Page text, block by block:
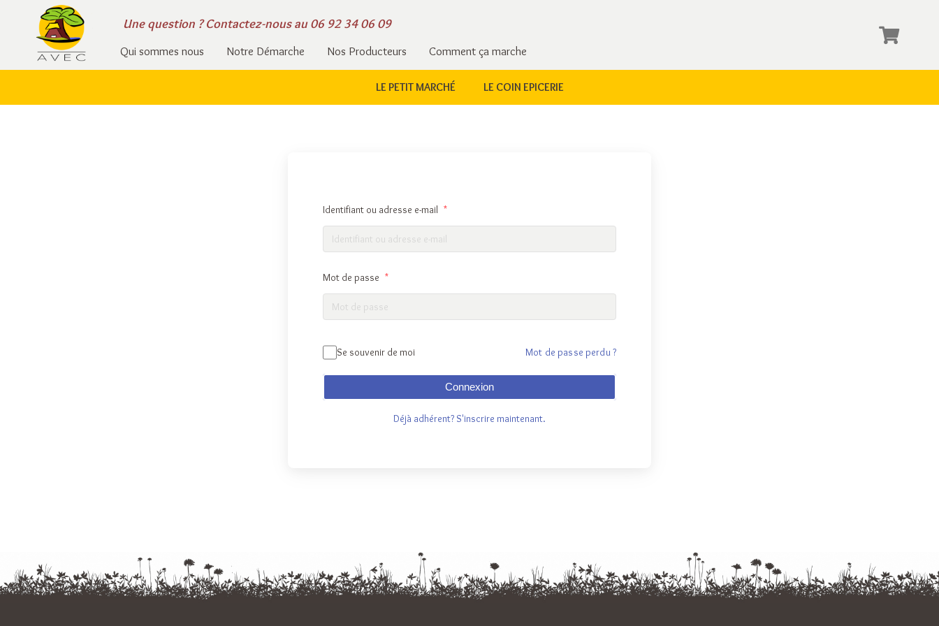
Une question ?Contactez-nousau 06 92 34 06 09
Qui sommes nous Notre Démarche Nos Producteurs Comment ça marche
LE PETIT MARCHÉ LE COIN EPICERIE
Identifiant ou adresse e-mail *
Mot de passe *
Se souvenir de moi Mot de passe perdu ?
Connexion
Déjà adhérent? S'inscrire maintenant.